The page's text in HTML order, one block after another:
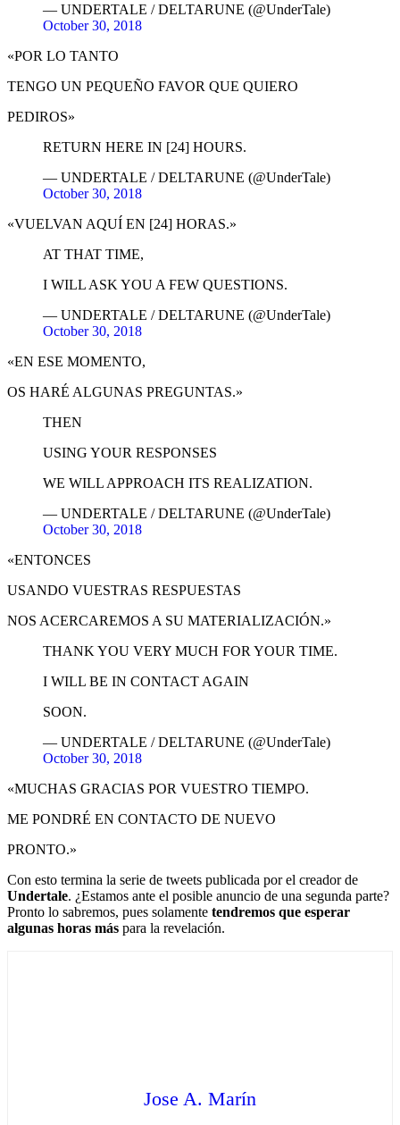
— UNDERTALE / DELTARUNE (@UnderTale)
October 30, 2018
«POR LO TANTO
TENGO UN PEQUEÑO FAVOR QUE QUIERO
PEDIROS»
RETURN HERE IN [24] HOURS.
— UNDERTALE / DELTARUNE (@UnderTale)
October 30, 2018
«VUELVAN AQUÍ EN [24] HORAS.»
AT THAT TIME,
I WILL ASK YOU A FEW QUESTIONS.
— UNDERTALE / DELTARUNE (@UnderTale)
October 30, 2018
«EN ESE MOMENTO,
OS HARÉ ALGUNAS PREGUNTAS.»
THEN
USING YOUR RESPONSES
WE WILL APPROACH ITS REALIZATION.
— UNDERTALE / DELTARUNE (@UnderTale)
October 30, 2018
«ENTONCES
USANDO VUESTRAS RESPUESTAS
NOS ACERCAREMOS A SU MATERIALIZACIÓN.»
THANK YOU VERY MUCH FOR YOUR TIME.
I WILL BE IN CONTACT AGAIN
SOON.
— UNDERTALE / DELTARUNE (@UnderTale)
October 30, 2018
«MUCHAS GRACIAS POR VUESTRO TIEMPO.
ME PONDRÉ EN CONTACTO DE NUEVO
PRONTO.»
Con esto termina la serie de tweets publicada por el creador de
Undertale. ¿Estamos ante el posible anuncio de una segunda parte?
Pronto lo sabremos, pues solamente tendremos que esperar
algunas horas más para la revelación.
Jose A. Marín